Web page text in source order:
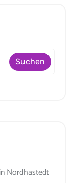
Suchen
Nordhastedt